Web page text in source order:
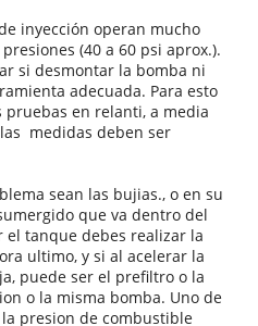
inyección operan mucho
(40 a 60 psi aprox.).
si desmontar la bomba ni
adecuada. Para esto
pruebas en relanti, a media
medidas deben ser
sean las bujias., o en su
que va dentro del
tanque debes realizar la
ultimo, y si al acelerar la
puede ser el prefiltro o la
o la misma bomba. Uno de
presion de combustible